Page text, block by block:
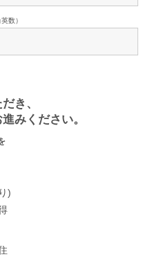
むコンテンツなど、会員の皆さま
英数）
き、
みください。
)